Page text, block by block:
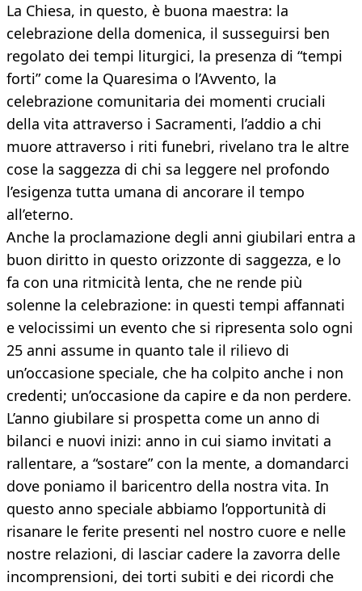
La Chiesa, in questo, è buona maestra: la
celebrazione della domenica, il susseguirsi ben
regolato dei tempi liturgici, la presenza di “tempi
forti” come la Quaresima o l’Avvento, la
celebrazione comunitaria dei momenti cruciali
della vita attraverso i Sacramenti, l’addio a chi
muore attraverso i riti funebri, rivelano tra le altre
cose la saggezza di chi sa leggere nel profondo
l’esigenza tutta umana di ancorare il tempo
all’eterno.
Anche la proclamazione degli anni giubilari entra a
buon diritto in questo orizzonte di saggezza, e lo
fa con una ritmicità lenta, che ne rende più
solenne la celebrazione: in questi tempi affannati
e velocissimi un evento che si ripresenta solo ogni
25 anni assume in quanto tale il rilievo di
un’occasione speciale, che ha colpito anche i non
credenti; un’occasione da capire e da non perdere.
L’anno giubilare si prospetta come un anno di
bilanci e nuovi inizi: anno in cui siamo invitati a
rallentare, a “sostare” con la mente, a domandarci
dove poniamo il baricentro della nostra vita. In
questo anno speciale abbiamo l’opportunità di
risanare le ferite presenti nel nostro cuore e nelle
nostre relazioni, di lasciar cadere la zavorra delle
incomprensioni, dei torti subiti e dei ricordi che